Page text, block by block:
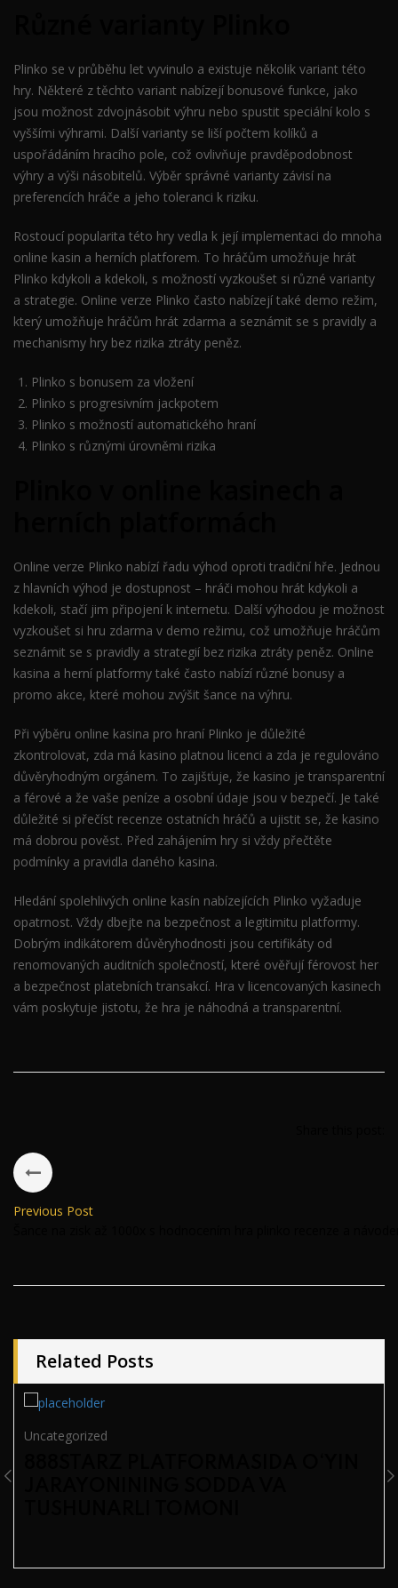
Plinko se v průběhu let vyvinulo a existuje několik variant této
hry. Některé z těchto variant nabízejí bonusové funkce, jako
jsou možnost zdvojnásobit výhru nebo spustit speciální kolo s
vyššími výhrami. Další varianty se liší počtem kolíků a
uspořádáním hracího pole, což ovlivňuje pravděpodobnost
výhry a výši násobitelů. Výběr správné varianty závisí na
preferencích hráče a jeho toleranci k riziku.
Rostoucí popularita této hry vedla k její implementaci do mnoha
online kasin a herních platforem. To hráčům umožňuje hrát
Plinko kdykoli a kdekoli, s možností vyzkoušet si různé varianty
a strategie. Online verze Plinko často nabízejí také demo režim,
který umožňuje hráčům hrát zdarma a seznámit se s pravidly a
mechanismy hry bez rizika ztráty peněz.
Plinko s bonusem za vložení
Plinko s progresivním jackpotem
Plinko s možností automatického hraní
Plinko s různými úrovněmi rizika
Online verze Plinko nabízí řadu výhod oproti tradiční hře. Jednou
z hlavních výhod je dostupnost – hráči mohou hrát kdykoli a
kdekoli, stačí jim připojení k internetu. Další výhodou je možnost
vyzkoušet si hru zdarma v demo režimu, což umožňuje hráčům
seznámit se s pravidly a strategií bez rizika ztráty peněz. Online
kasina a herní platformy také často nabízí různé bonusy a
promo akce, které mohou zvýšit šance na výhru.
Při výběru online kasina pro hraní Plinko je důležité
zkontrolovat, zda má kasino platnou licenci a zda je regulováno
důvěryhodným orgánem. To zajišťuje, že kasino je transparentní
a férové a že vaše peníze a osobní údaje jsou v bezpečí. Je také
důležité si přečíst recenze ostatních hráčů a ujistit se, že kasino
má dobrou pověst. Před zahájením hry si vždy přečtěte
podmínky a pravidla daného kasina.
Hledání spolehlivých online kasín nabízejících Plinko vyžaduje
opatrnost. Vždy dbejte na bezpečnost a legitimitu platformy.
Dobrým indikátorem důvěryhodnosti jsou certifikáty od
renomovaných auditních společností, které ověřují férovost her
a bezpečnost platebních transakcí. Hra v licencovaných kasinech
vám poskytuje jistotu, že hra je náhodná a transparentní.
Previous Post
Related Posts
Uncategorized